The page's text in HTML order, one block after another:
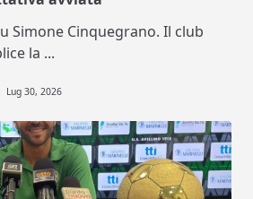
Simone Cinquegrano. Il club
la ...
Lug 30, 2026